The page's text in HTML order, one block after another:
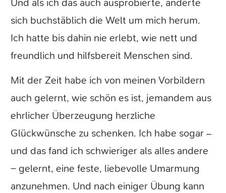
Und als ich das auch ausprobierte, änderte
sich buchstäblich die Welt um mich herum.
Ich hatte bis dahin nie erlebt, wie nett und
freundlich und hilfsbereit Menschen sind.
Mit der Zeit habe ich von meinen Vorbildern
auch gelernt, wie schön es ist, jemandem aus
ehrlicher Überzeugung herzliche
Glückwünsche zu schenken. Ich habe sogar –
und das fand ich schwieriger als alles andere
– gelernt, eine feste, liebevolle Umarmung
anzunehmen. Und nach einiger Übung kann